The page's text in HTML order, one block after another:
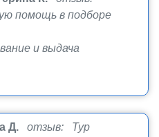
помощь в подборе
и выдача
Д.
отзыв: Тур